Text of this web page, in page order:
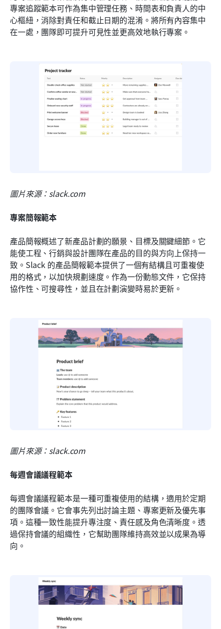
專案追蹤範本可作為集中管理任務、時間表和負責人的中
心樞紐，消除對責任和截止日期的混淆。將所有內容集中
在一處，團隊即可提升可見性並更高效地執行專案。
圖片來源：slack.com
專案簡報範本
產品簡報概述了新產品計劃的願景、目標及關鍵細節。它
能使工程、行銷與設計團隊在產品的目的與方向上保持一
致。Slack 的產品簡報範本提供了一個有結構且可重複使
用的格式，以加快規劃速度。作為一份動態文件，它保持
協作性、可搜尋性，並且在計劃演變時易於更新。
圖片來源：slack.com
每週會議議程範本
每週會議議程範本是一種可重複使用的結構，適用於定期
的團隊會議。它會事先列出討論主題、專案更新及優先事
項。這種一致性能提升專注度、責任感及角色清晰度。透
過保持會議的組織性，它幫助團隊維持高效並以成果為導
向。